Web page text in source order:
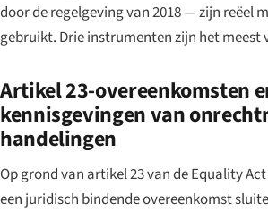
door de regelgeving van 2018 — zijn reëel
gebruikt. Drie instrumenten zijn het meest
Artikel 23-overeenkomsten
kennisgevingen van
handelingen
Op grond van artikel 23 van de Equality Act
een juridisch bindende overeenkomst